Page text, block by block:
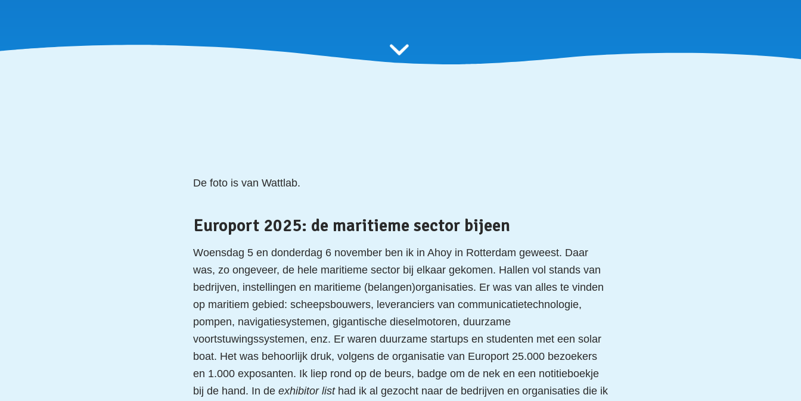
De foto is van Wattlab.
Europort 2025: de maritieme sector bijeen
Woensdag 5 en donderdag 6 november ben ik in Ahoy in Rotterdam geweest. Daar
was, zo ongeveer, de hele maritieme sector bij elkaar gekomen. Hallen vol stands van
bedrijven, instellingen en maritieme (belangen)organisaties. Er was van alles te vinden
op maritiem gebied: scheepsbouwers, leveranciers van communicatietechnologie,
pompen, navigatiesystemen, gigantische dieselmotoren, duurzame
voortstuwingssystemen, enz. Er waren duurzame startups en studenten met een solar
boat. Het was behoorlijk druk, volgens de organisatie van Europort 25.000 bezoekers
en 1.000 exposanten. Ik liep rond op de beurs, badge om de nek en een notitieboekje
bij de hand. In de exhibitor listhad ik al gezocht naar de bedrijven en organisaties die ik